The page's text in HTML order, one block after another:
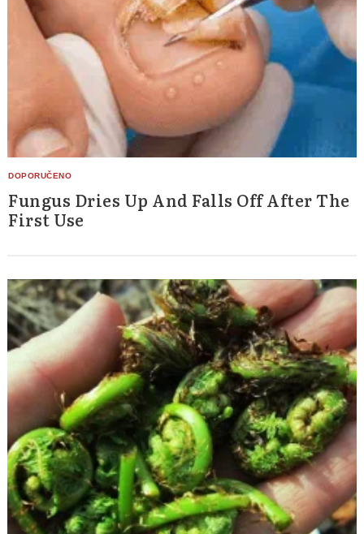
Fungus Dries Up And Falls Off After The
First Use